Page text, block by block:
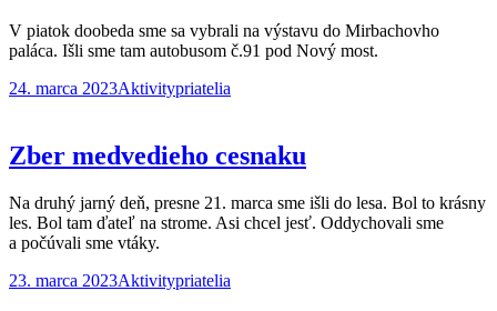
V piatok doobeda sme sa vybrali na výstavu do Mirbachovho
paláca. Išli sme tam autobusom č.91 pod Nový most.
24. marca 2023Aktivitypriatelia
Zber medvedieho cesnaku
Na druhý jarný deň, presne 21. marca sme išli do lesa. Bol to krásny
les. Bol tam ďateľ na strome. Asi chcel jesť. Oddychovali sme
a počúvali sme vtáky.
23. marca 2023Aktivitypriatelia